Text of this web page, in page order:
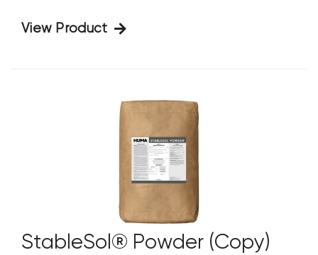
View Product
StableSol® Powder (Copy)